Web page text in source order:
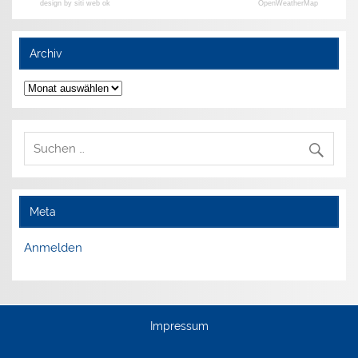
design by siti web ok OpenWeatherMap
Archiv
Archiv
Meta
Anmelden
Impressum